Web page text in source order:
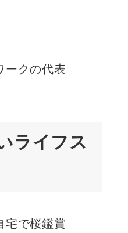
ークの代表
ライフス
で桜鑑賞